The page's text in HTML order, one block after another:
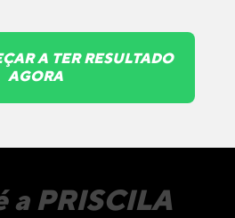
A TER RESULTADO
AGORA
a PRISCILA